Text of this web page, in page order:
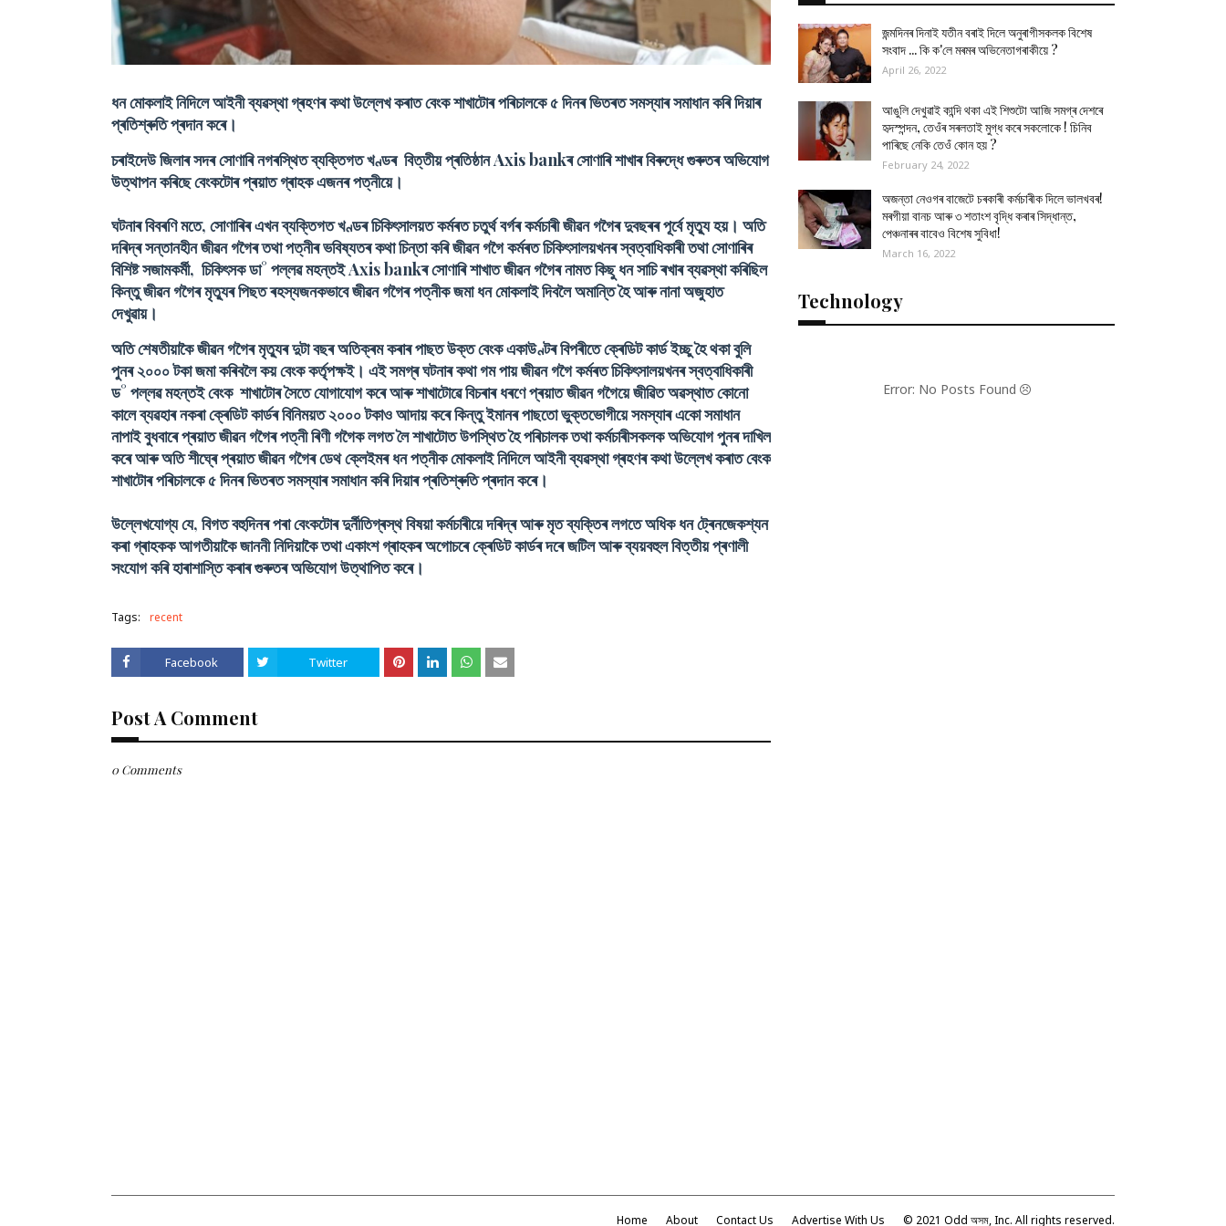
ধন মোকলাই নিদিলে আইনী ব্যৱস্থা গ্ৰহণৰ কথা উল্লেখ কৰাত বেংক শাখাটোৰ পৰিচালকে ৫ দিনৰ ভিতৰত সমস্যাৰ সমাধান কৰি দিয়াৰ
প্ৰতিশ্ৰুতি প্ৰদান কৰে।
চৰাইদেউ জিলাৰ সদৰ সোণাৰি নগৰস্থিত ব্যক্তিগত খণ্ডৰ বিত্তীয় প্ৰতিষ্ঠান Axis bankৰ সোণাৰি শাখাৰ বিৰুদ্ধে গুৰুতৰ অভিযোগ
উত্থাপন কৰিছে বেংকটোৰ প্ৰয়াত গ্ৰাহক এজনৰ পত্নীয়ে।
ঘটনাৰ বিবৰণি মতে, সোণাৰিৰ এখন ব্যক্তিগত খণ্ডৰ চিকিৎসালয়ত কৰ্মৰত চতুৰ্থ বৰ্গৰ কৰ্মচাৰী জীৱন গগৈৰ দুবছৰৰ পূৰ্বে মৃত্যু হয়। অতি
দৰিদ্ৰ সন্তানহীন জীৱন গগৈৰ তথা পত্নীৰ ভবিষ্যতৰ কথা চিন্তা কৰি জীৱন গগৈ কৰ্মৰত চিকিৎসালয়খনৰ স্বত্বাধিকাৰী তথা সোণাৰিৰ
বিশিষ্ট সজামকৰ্মী, চিকিৎসক ডা° পল্লৱ মহন্তই Axis bankৰ সোণাৰি শাখাত জীৱন গগৈৰ নামত কিছু ধন সাচি ৰখাৰ ব্যৱস্থা কৰিছিল
কিন্তু জীৱন গগৈৰ মৃত্যুৰ পিছত ৰহস্যজনকভাবে জীৱন গগৈৰ পত্নীক জমা ধন মোকলাই দিবলৈ অমান্তি হৈ আৰু নানা অজুহাত
দেখুৱায়।
অতি শেষতীয়াকৈ জীৱন গগৈৰ মৃত্যুৰ দুটা বছৰ অতিক্ৰম কৰাৰ পাছত উক্ত বেংক একাউণ্টৰ বিপৰীতে ক্ৰেডিট কাৰ্ড ইচ্ছু হৈ থকা বুলি
পুনৰ ২০০০ টকা জমা কৰিবলৈ কয় বেংক কৰ্তৃপক্ষই। এই সমগ্ৰ ঘটনাৰ কথা গম পায় জীৱন গগৈ কৰ্মৰত চিকিৎসালয়খনৰ স্বত্বাধিকাৰী
ড° পল্লৱ মহন্তই বেংক শাখাটোৰ সৈতে যোগাযোগ কৰে আৰু শাখাটোৱে বিচৰাৰ ধৰণে প্ৰয়াত জীৱন গগৈয়ে জীৱিত অৱস্থাত কোনো
কালে ব্যৱহাৰ নকৰা ক্ৰেডিট কাৰ্ডৰ বিনিময়ত ২০০০ টকাও আদায় কৰে কিন্তু ইমানৰ পাছতো ভুক্তভোগীয়ে সমস্যাৰ একো সমাধান
নাপাই বুধবাৰে প্ৰয়াত জীৱন গগৈৰ পত্নী ৰিণী গগৈক লগত লৈ শাখাটোত উপস্থিত হৈ পৰিচালক তথা কৰ্মচাৰীসকলক অভিযোগ পুনৰ দাখিল
কৰে আৰু অতি শীঘ্ৰে প্ৰয়াত জীৱন গগৈৰ ডেথ ক্লেইমৰ ধন পত্নীক মোকলাই নিদিলে আইনী ব্যৱস্থা গ্ৰহণৰ কথা উল্লেখ কৰাত বেংক
শাখাটোৰ পৰিচালকে ৫ দিনৰ ভিতৰত সমস্যাৰ সমাধান কৰি দিয়াৰ প্ৰতিশ্ৰুতি প্ৰদান কৰে।
উল্লেখযোগ্য যে, বিগত বহুদিনৰ পৰা বেংকটোৰ দুৰ্নীতিগ্ৰস্থ বিষয়া কৰ্মচাৰীয়ে দৰিদ্ৰ আৰু মৃত ব্যক্তিৰ লগতে অধিক ধন ট্ৰেনজেকশ্যন
কৰা গ্ৰাহকক আগতীয়াকৈ জাননী নিদিয়াকৈ তথা একাংশ গ্ৰাহকৰ অগোচৰে ক্ৰেডিট কাৰ্ডৰ দৰে জটিল আৰু ব্যয়বহুল বিত্তীয় প্ৰণালী
সংযোগ কৰি হাৰাশাস্তি কৰাৰ গুৰুতৰ অভিযোগ উত্থাপিত কৰে।
Tags: recent
Facebook Twitter
Post A Comment
0 Comments
জন্মদিনৰ দিনাই যতীন বৰাই দিলে অনুৰাগীসকলক বিশেষ
সংবাদ ... কি ক'লে মৰমৰ অভিনেতাগৰাকীয়ে ?
April 26, 2022
আঙুলি দেখুৱাই কান্দি থকা এই শিশুটো আজি সমগ্ৰ দেশৰে
হৃদস্পন্দন, তেওঁৰ সৰলতাই মুগ্ধ কৰে সকলোকে ! চিনিব
পাৰিছে নেকি তেওঁ কোন হয় ?
February 24, 2022
অজন্তা নেওগৰ বাজেটে চৰকাৰী কৰ্মচাৰীক দিলে ভালখবৰ!
মৰগীয়া বানচ আৰু ৩ শতাংশ বৃদ্ধি কৰাৰ সিদ্ধান্ত,
পেঞ্চনাৰৰ বাবেও বিশেষ সুবিধা!
March 16, 2022
Technology
Error: No Posts Found
Home About Contact Us Advertise With Us © 2021 Odd অসম, Inc. All rights reserved.